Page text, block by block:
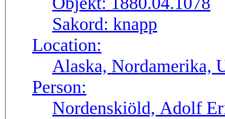
Sakord: knapp
Location:
Alaska, Nordamerika,
Person:
Nordenskiöld, Adolf